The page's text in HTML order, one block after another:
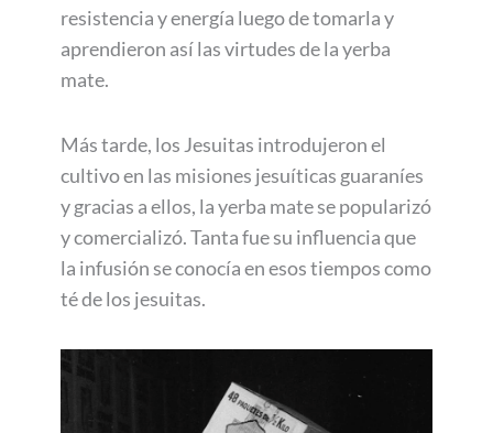
resistencia y energía luego de tomarla y
aprendieron así las virtudes de la yerba
mate.
Más tarde, los Jesuitas introdujeron el
cultivo en las misiones jesuíticas guaraníes
y gracias a ellos, la yerba mate se popularizó
y comercializó. Tanta fue su influencia que
la infusión se conocía en esos tiempos como
té de los jesuitas.